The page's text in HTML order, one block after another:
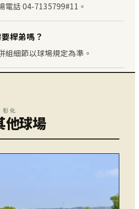
電話 04-7135799#11。
桿弟嗎？
組細節以球場規定為準。
化
他球場